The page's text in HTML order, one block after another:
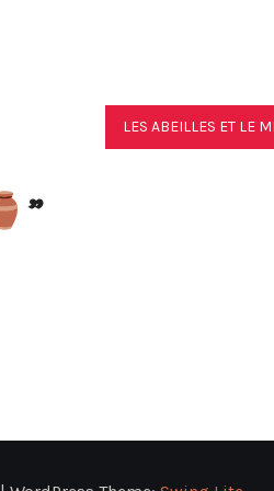
LES ABEILLES ET LE
”